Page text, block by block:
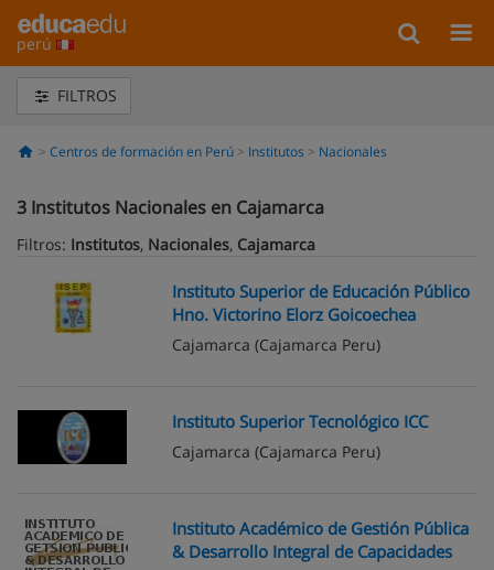
perú
FILTROS
Centros de formación en Perú Institutos Nacionales
3 Institutos Nacionales en Cajamarca
Filtros: Institutos, Nacionales, Cajamarca
Instituto Superior de Educación Público
Hno. Victorino Elorz Goicoechea
Cajamarca (Cajamarca Peru)
Instituto Superior Tecnológico ICC
Cajamarca (Cajamarca Peru)
Instituto Académico de Gestión Pública
& Desarrollo Integral de Capacidades